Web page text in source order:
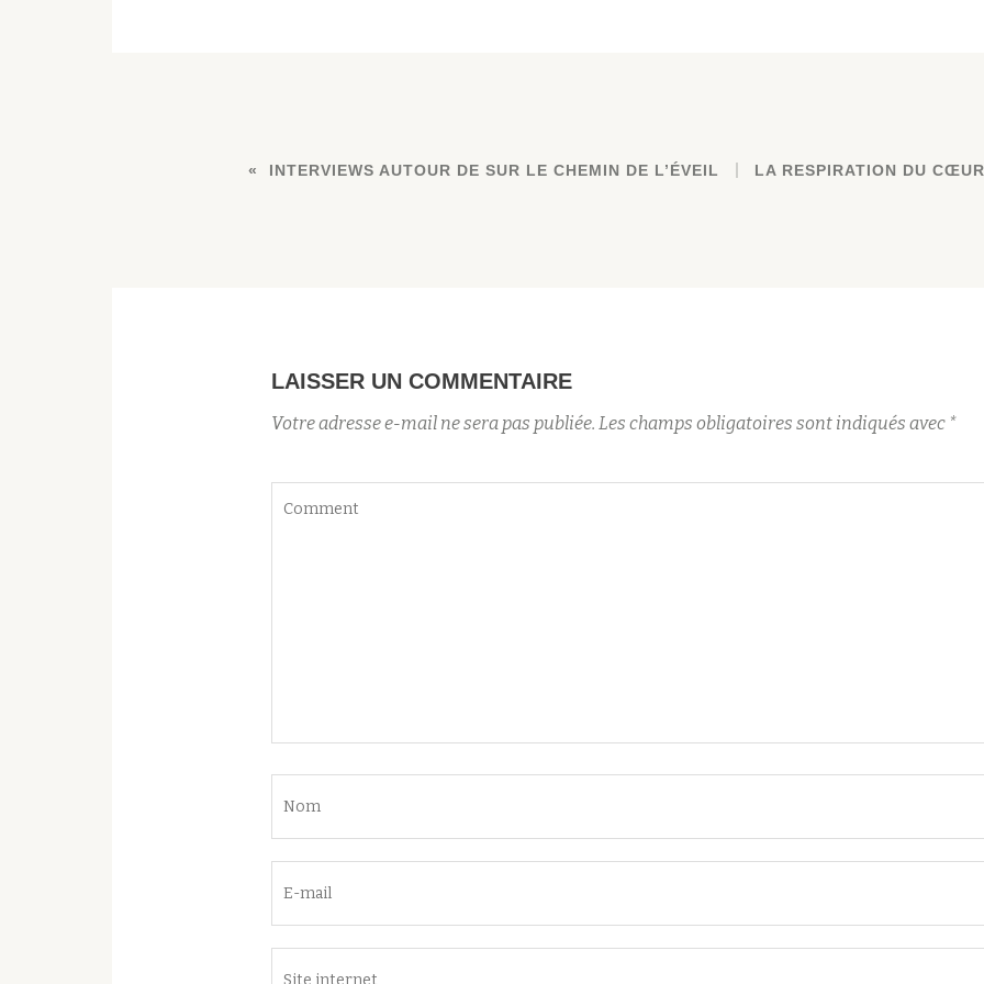
INTERVIEWS AUTOUR DE SUR LE CHEMIN DE L’ÉVEIL LA RESPIRATION DU CŒUR
LAISSER UN COMMENTAIRE
Votre adresse e-mail ne sera pas publiée. Les champs obligatoires sont indiqués avec *